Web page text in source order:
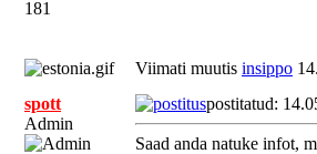
181
Viimati muutis insippo
spott
Admin
postitatud:
Saad anda natuke infot,